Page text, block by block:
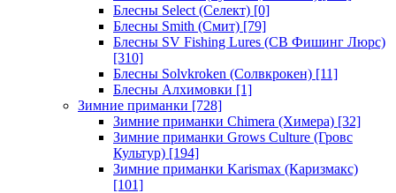
Блесны Select (Селект) [0]
Блесны Smith (Смит) [79]
Блесны SV Fishing Lures (СВ Фишинг Люрс)
[310]
Блесны Solvkroken (Солвкрокен) [11]
Блесны Алхимовки [1]
Зимние приманки [728]
Зимние приманки Chimera (Химера) [32]
Зимние приманки Grows Culture (Гровс
Культур) [194]
Зимние приманки Karismax (Каризмакс)
[101]